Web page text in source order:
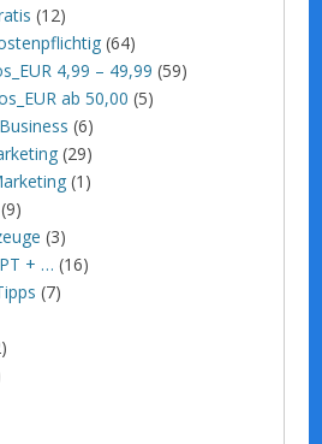
(12)
(64)
4,99 – 49,99 (59)
ab 50,00 (5)
(6)
(29)
(1)
(9)
(3)
+ … (16)
(7)